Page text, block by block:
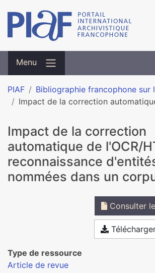
Menu
PIAF
Bibliographie francophone sur
Impact de la correction
Impact de la correction
automatique de l'OCR/
reconnaissance
nommées dans un
Consulter
Type de ressource
Article de revue